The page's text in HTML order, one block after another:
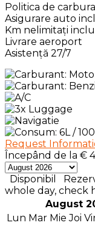
Politica de
Asigurare auto
Km nelimitați
Livrare aeroport
Asistență 27/7
Request
Începând de la €
Disponibil
whole day, check
August
Lun Mar Mie Joi